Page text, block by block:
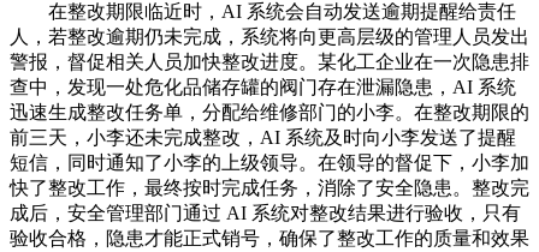
在整改期限临近时，AI 系统会自动发送逾期提醒给责任
人，若整改逾期仍未完成，系统将向更高层级的管理人员发出
警报，督促相关人员加快整改进度。某化工企业在一次隐患排
查中，发现一处危化品储存罐的阀门存在泄漏隐患，AI 系统
迅速生成整改任务单，分配给维修部门的小李。在整改期限的
前三天，小李还未完成整改，AI 系统及时向小李发送了提醒
短信，同时通知了小李的上级领导。在领导的督促下，小李加
快了整改工作，最终按时完成任务，消除了安全隐患。整改完
成后，安全管理部门通过 AI 系统对整改结果进行验收，只有
验收合格，隐患才能正式销号，确保了整改工作的质量和效果